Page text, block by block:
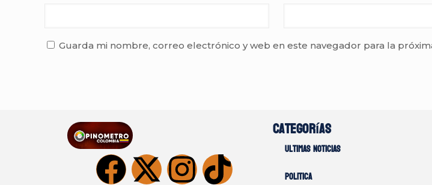
Guarda mi nombre, correo electrónico y web en este navegador para la
Categorías
Ultimas noticias
Politica